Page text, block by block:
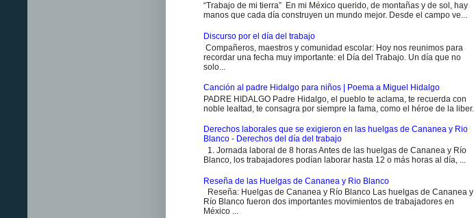
“Trabajo de mi tierra” En mi México querido, de montañas y de sol, hay
manos que cada día construyen un mundo mejor. Desde el campo ve...
Discurso por el día del trabajo
Compañeros, maestros y comunidad escolar: Hoy nos reunimos para
recordar una fecha muy importante: el Día del Trabajo. Un día que no
solo...
Canción al padre Hidalgo para niños | Poema a Miguel Hidalgo
PADRE HIDALGO Padre Hidalgo, el pueblo te aclama, te recuerda con
noble lealtad, te consagra por siempre la fama, como el héroe de la liber...
Derechos laborales que se exigieron en las huelgas de Cananea y Rio
Blanco - Derechos del día del trabajo
1. Jornada laboral de 8 horas Antes de las huelgas de Cananea y Río
Blanco, los trabajadores podían laborar hasta 12 o más horas al día, ...
Reseña de las Huelgas de Cananea y Rio Blanco
Reseña: Huelgas de Cananea y Río Blanco Las huelgas de Cananea y
Río Blanco fueron dos importantes movimientos de trabajadores en
México ...